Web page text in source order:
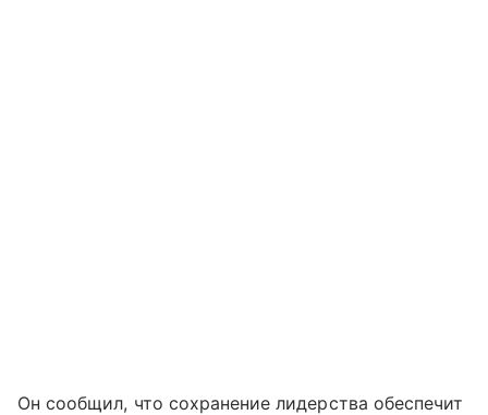
Он сообщил, что сохранение лидерства обеспечит